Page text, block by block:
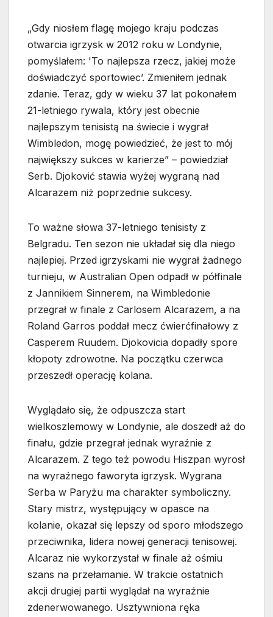
„Gdy niosłem flagę mojego kraju podczas
otwarcia igrzysk w 2012 roku w Londynie,
pomyślałem: 'To najlepsza rzecz, jakiej może
doświadczyć sportowiec’. Zmieniłem jednak
zdanie. Teraz, gdy w wieku 37 lat pokonałem
21-letniego rywala, który jest obecnie
najlepszym tenisistą na świecie i wygrał
Wimbledon, mogę powiedzieć, że jest to mój
największy sukces w karierze” – powiedział
Serb. Djoković stawia wyżej wygraną nad
Alcarazem niż poprzednie sukcesy.
To ważne słowa 37-letniego tenisisty z
Belgradu. Ten sezon nie układał się dla niego
najlepiej. Przed igrzyskami nie wygrał żadnego
turnieju, w Australian Open odpadł w półfinale
z Jannikiem Sinnerem, na Wimbledonie
przegrał w finale z Carlosem Alcarazem, a na
Roland Garros poddał mecz ćwierćfinałowy z
Casperem Ruudem. Djokovicia dopadły spore
kłopoty zdrowotne. Na początku czerwca
przeszedł operację kolana.
Wyglądało się, że odpuszcza start
wielkoszlemowy w Londynie, ale doszedł aż do
finału, gdzie przegrał jednak wyraźnie z
Alcarazem. Z tego też powodu Hiszpan wyrosł
na wyraźnego faworyta igrzysk. Wygrana
Serba w Paryżu ma charakter symboliczny.
Stary mistrz, występujący w opasce na
kolanie, okazał się lepszy od sporo młodszego
przeciwnika, lidera nowej generacji tenisowej.
Alcaraz nie wykorzystał w finale aż ośmiu
szans na przełamanie. W trakcie ostatnich
akcji drugiej partii wyglądał na wyraźnie
zdenerwowanego. Usztywniona ręka